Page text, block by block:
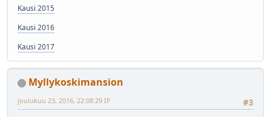
Kausi 2015
Kausi 2016
Kausi 2017
Myllykoskimansion
#3
joulukuu 23, 2016, 22:08:29 IP